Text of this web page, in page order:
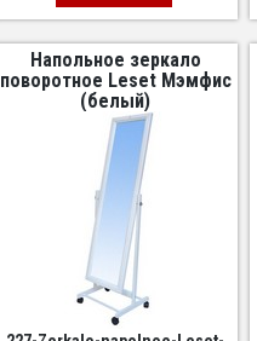
Напольное зеркало
поворотное Leset Мэмфис
(белый)